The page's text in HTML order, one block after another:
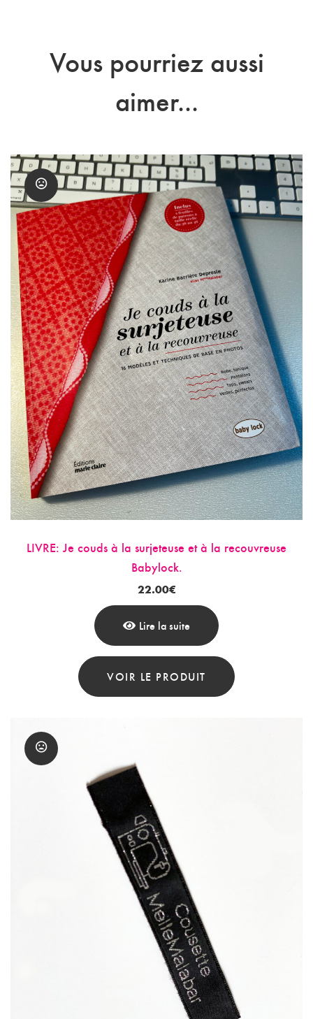
Vous pourriez aussi
aimer...
LIVRE: Je couds à la surjeteuse et à la recouvreuse
Babylock.
22.00€
Lire la suite
VOIR LE PRODUIT